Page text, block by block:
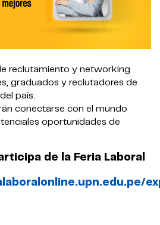
reclutamiento y networking
graduados y reclutadores de
país.
conectarse con el mundo
oportunidades de
de la Feria Laboral